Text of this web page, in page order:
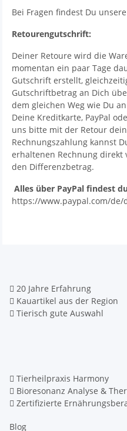
Bei Fragen findest Du
Retourengutschrift:
Deiner Retoure wird die
momentan ein paar Tage
Gutschrift erstellt,
Gutschriftbetrag an Dich
dem gleichen Weg wie Du
Deine Kreditkarte, PayPal
uns bitte mit der Retour
Rechnungszahlung kannst
erhaltenen Rechnung
den Differenzbetrag.
Alles über PayPal findest
https://www.paypal.com/
20 Jahre Erfahrung
Kauartikel aus der Region
Tierisch gute Auswahl
Tierheilpraxis Harmony
Bioresonanz Analyse &
Zertifizierte
Blog